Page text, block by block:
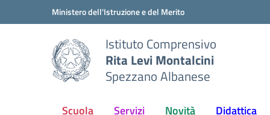
Vai ai contenuti
Vai al menu di navigazioneMinistero dell'Istruzione e del Merito
Istituto Comprensivo
Rita Levi Montalcini
Spezzano Albanese
Scuola Servizi Novità Didattica